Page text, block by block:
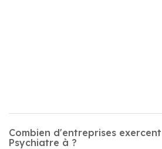
Combien d'entreprises
Psychiatre à ?